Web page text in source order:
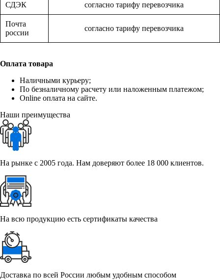
СДЭК согласно тарифу перевозчика
Почта
россии
согласно тарифу перевозчика
Оплата товара
Наличными курьеру;
По безналичному расчету или наложенным платежом;
Online оплата на сайте.
Наши преимущества
На рынке с 2005 года. Нам доверяют более 18 000 клиентов.
На всю продукцию есть сертификаты качества
Доставка по всей России любым удобным способом